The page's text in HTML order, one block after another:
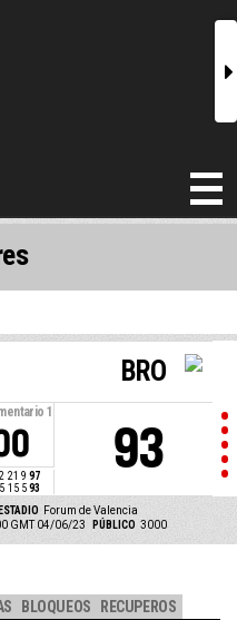
r
1
21 9 97
15 5 93
BRO
93
ESTADIO Forum de Valencia
GMT 04/06/23 PÚBLICO 3000
BLOQUEOS RECUPEROS